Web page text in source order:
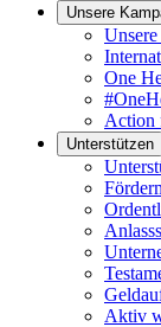
Unsere
One
Action
Unterstützen
Aktiv